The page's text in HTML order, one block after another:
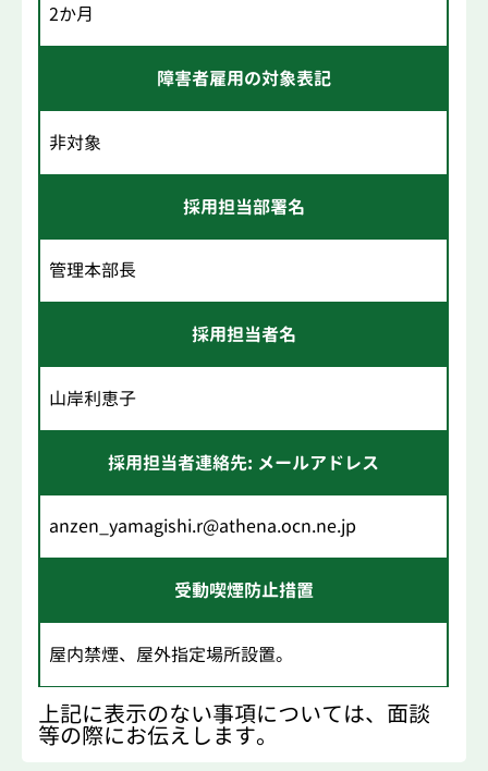
2か月
障害者雇用の対象表記
非対象
採用担当部署名
管理本部長
採用担当者名
山岸利恵子
採用担当者連絡先: メールアドレス
anzen_yamagishi.r@athena.ocn.ne.jp
受動喫煙防止措置
屋内禁煙、屋外指定場所設置。
上記に表示のない事項については、面談
等の際にお伝えします。